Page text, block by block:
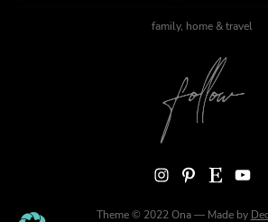
family, home & travel
Instagram Pinterest Etsy YouTube
Theme © 2022 Ona — Made by